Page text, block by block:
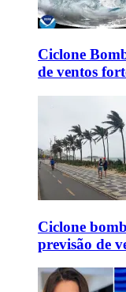
Ciclone
de ventos
Ciclone
previsão de